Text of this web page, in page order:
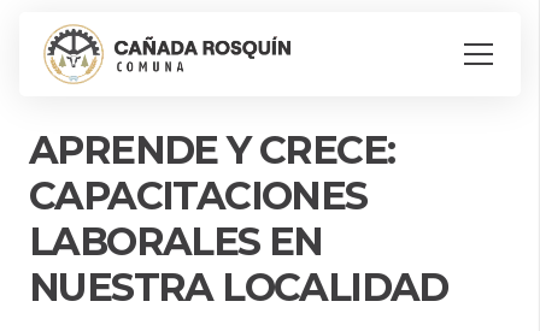
APRENDE Y CRECE:
CAPACITACIONES
LABORALES EN
NUESTRA LOCALIDAD